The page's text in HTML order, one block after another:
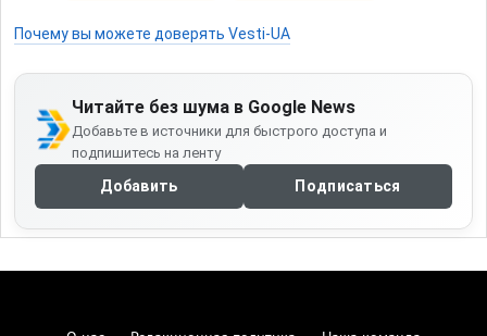
Почему вы можете доверять Vesti-UA
Читайте без шума в Google News
Добавьте в источники для быстрого доступа и
подпишитесь на ленту
Добавить Подписаться